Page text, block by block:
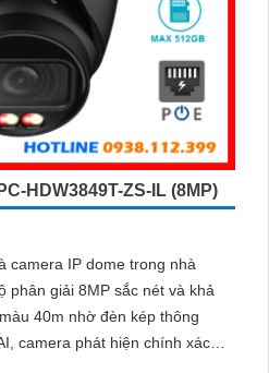
HDW3849T-ZS-IL (8MP)
camera IP dome trong nhà
phân giải 8MP sắc nét và khả
40m nhờ đèn kép thông